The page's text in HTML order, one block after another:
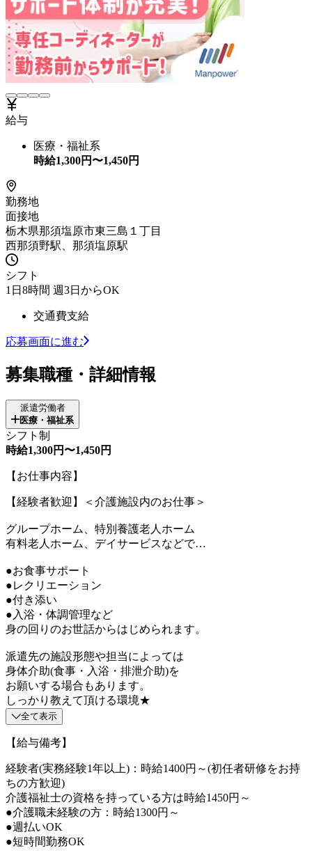
給与
医療・福祉系
時給1,300円〜1,450円
勤務地
面接地
栃木県那須塩原市東三島１丁目
西那須野駅、那須塩原駅
シフト
1日8時間 週3日からOK
交通費支給
応募画面に進む
募集職種・詳細情報
派遣労働者
医療・福祉系
シフト制
時給1,300円〜1,450円
【お仕事内容】
【経験者歓迎】＜介護施設内のお仕事＞
グループホーム、特別養護老人ホーム
有料老人ホーム、デイサービスなどで…
●お食事サポート
●レクリエーション
●付き添い
●入浴・体調管理など
身の回りのお世話からはじめられます。
派遣先の施設形態や担当によっては
身体介助(食事・入浴・排泄介助)を
お願いする場合もあります。
しっかり教えて頂ける環境★
全て表示
【給与備考】
経験者(実務経験1年以上)：時給1400円～(初任者研修をお持
ちの方歓迎)
介護福祉士の資格を持っている方は時給1450円～
●介護職未経験の方：時給1300円～
●週払いOK
●短時間勤務OK